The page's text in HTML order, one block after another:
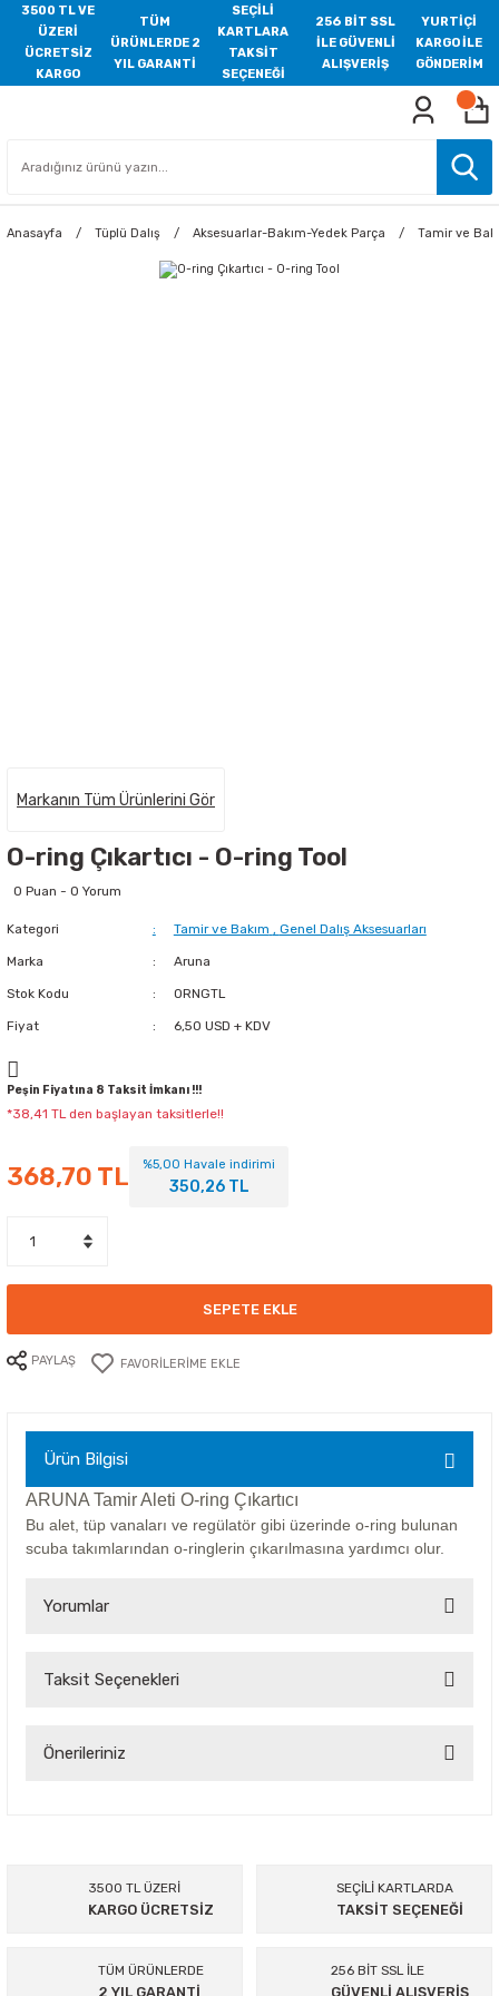
3500 TL VE
ÜZERİ
ÜCRETSİZ
KARGO
TÜM
ÜRÜNLERDE 2
YIL GARANTİ
SEÇİLİ
KARTLARA
TAKSİT
SEÇENEĞİ
256 BİT SSL
İLE GÜVENLİ
ALIŞVERİŞ
YURTİÇİ
KARGO İLE
GÖNDERİM
Anasayfa Tüplü Dalış Aksesuarlar-Bakım-Yedek Parça Tamir ve
Markanın Tüm Ürünlerini Gör
O-ring Çıkartıcı - O-ring Tool
0 Puan - 0 Yorum
Kategori Tamir ve Bakım , Genel Dalış Aksesuarları
Marka Aruna
Stok Kodu ORNGTL
Fiyat 6,50 USD + KDV
Peşin Fiyatına 8 Taksit İmkanı !!!
*38,41 TL den başlayan taksitlerle!!
368,70 TL %5,00 Havale indirimi
350,26 TL
SEPETE EKLE
PAYLAŞ
Ürün Bilgisi
ARUNA Tamir Aleti O-ring Çıkartıcı
Bu alet, tüp vanaları ve regülatör gibi üzerinde o-ring bulunan
scuba takımlarından o-ringlerin çıkarılmasına yardımcı olur.
Yorumlar
Bu ürüne ilk yorumu siz yapın!
Taksit Seçenekleri
Önerileriniz
Ürün resmi kalitesiz, bozuk veya görüntülenemiyor.
Ürün bilgilerinde hatalar bulunuyor.
3500 TL ÜZERİ
KARGO ÜCRETSİZ
SEÇİLİ KARTLARDA
TAKSİT SEÇENEĞİ
TÜM ÜRÜNLERDE
2 YIL GARANTİ
256 BİT SSL İLE
GÜVENLİ ALIŞVERİŞ